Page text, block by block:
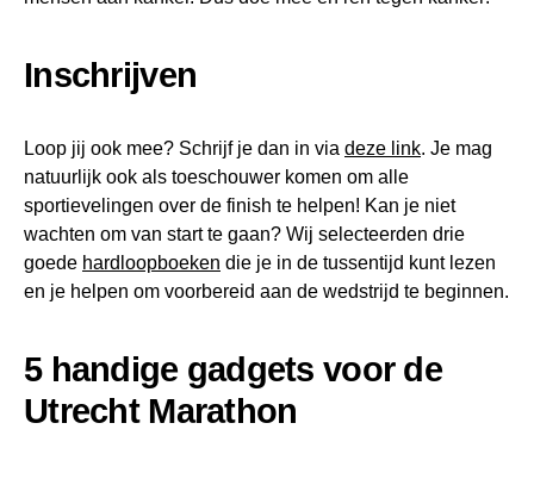
Inschrijven
Loop jij ook mee? Schrijf je dan in via deze link. Je mag
natuurlijk ook als toeschouwer komen om alle
sportievelingen over de finish te helpen! Kan je niet
wachten om van start te gaan? Wij selecteerden drie
goede hardloopboeken die je in de tussentijd kunt lezen
en je helpen om voorbereid aan de wedstrijd te beginnen.
5 handige gadgets voor de
Utrecht Marathon